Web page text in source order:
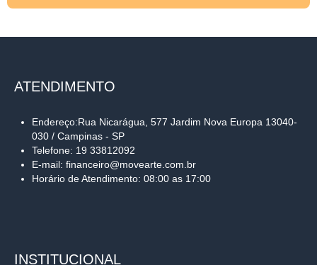
ATENDIMENTO
Endereço:Rua Nicarágua, 577 Jardim Nova Europa 13040-
030 / Campinas - SP
Telefone: 19 33812092
E-mail: financeiro@movearte.com.br
Horário de Atendimento: 08:00 as 17:00
INSTITUCIONAL